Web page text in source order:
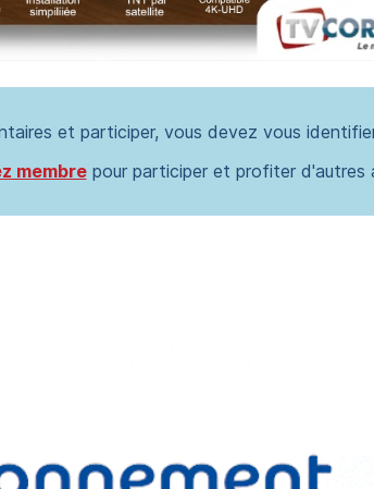
et participer, vous devez vous
membrepour participer et profiter d'autres